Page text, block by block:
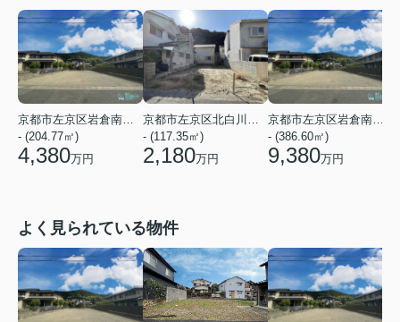
- (204.77㎡)
4,380万円
- (117.35㎡)
2,180万円
- (386.60㎡)
9,380万円
よく見られている物件